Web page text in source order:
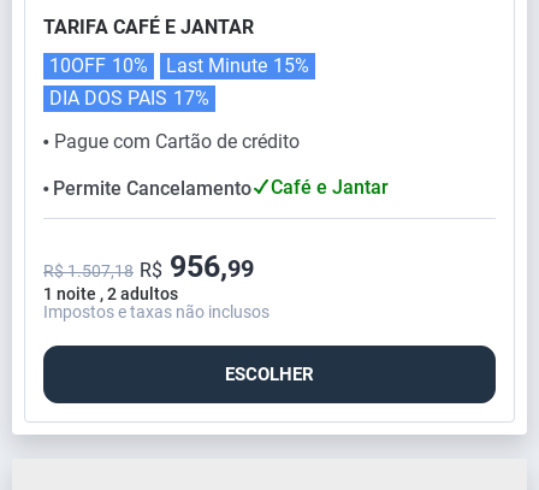
TARIFA CAFÉ E JANTAR
⬤ Pague com Cartão de crédito
10OFF 10% Last Minute 15%
DIA DOS PAIS 17%
⬤ Permite Cancelamento Café e Jantar
1 noite , 2 adultos
R$ 1.507,18 R$ 956,99
Impostos e taxas não inclusos
ESCOLHER